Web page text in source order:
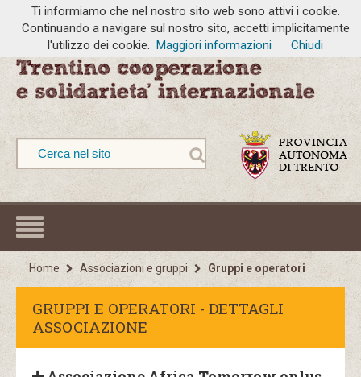
Home Associazioni e gruppi Gruppi e operatori
GRUPPI E OPERATORI - DETTAGLI
ASSOCIAZIONE
Ti informiamo che nel nostro sito web sono attivi i cookie.
Continuando a navigare sul nostro sito, accetti implicitamente
l'utilizzo dei cookie. Maggiori informazioni Chiudi